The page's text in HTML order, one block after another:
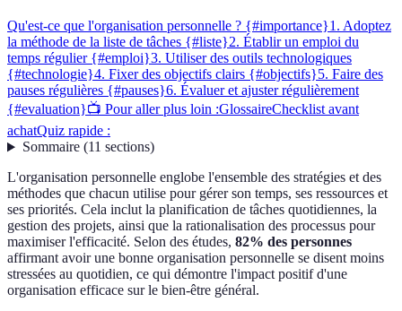
Qu'est-ce que l'organisation personnelle ? {#importance}1. Adoptez
la méthode de la liste de tâches {#liste}2. Établir un emploi du
temps régulier {#emploi}3. Utiliser des outils technologiques
{#technologie}4. Fixer des objectifs clairs {#objectifs}5. Faire des
pauses régulières {#pauses}6. Évaluer et ajuster régulièrement
{#evaluation}📺 Pour aller plus loin :GlossaireChecklist avant
achatQuiz rapide :
Sommaire(11 sections)
L'organisation personnelle englobe l'ensemble des stratégies et des
méthodes que chacun utilise pour gérer son temps, ses ressources et
ses priorités. Cela inclut la planification de tâches quotidiennes, la
gestion des projets, ainsi que la rationalisation des processus pour
maximiser l'efficacité. Selon des études, 82% des personnes
affirmant avoir une bonne organisation personnelle se disent moins
stressées au quotidien, ce qui démontre l'impact positif d'une
organisation efficace sur le bien-être général.